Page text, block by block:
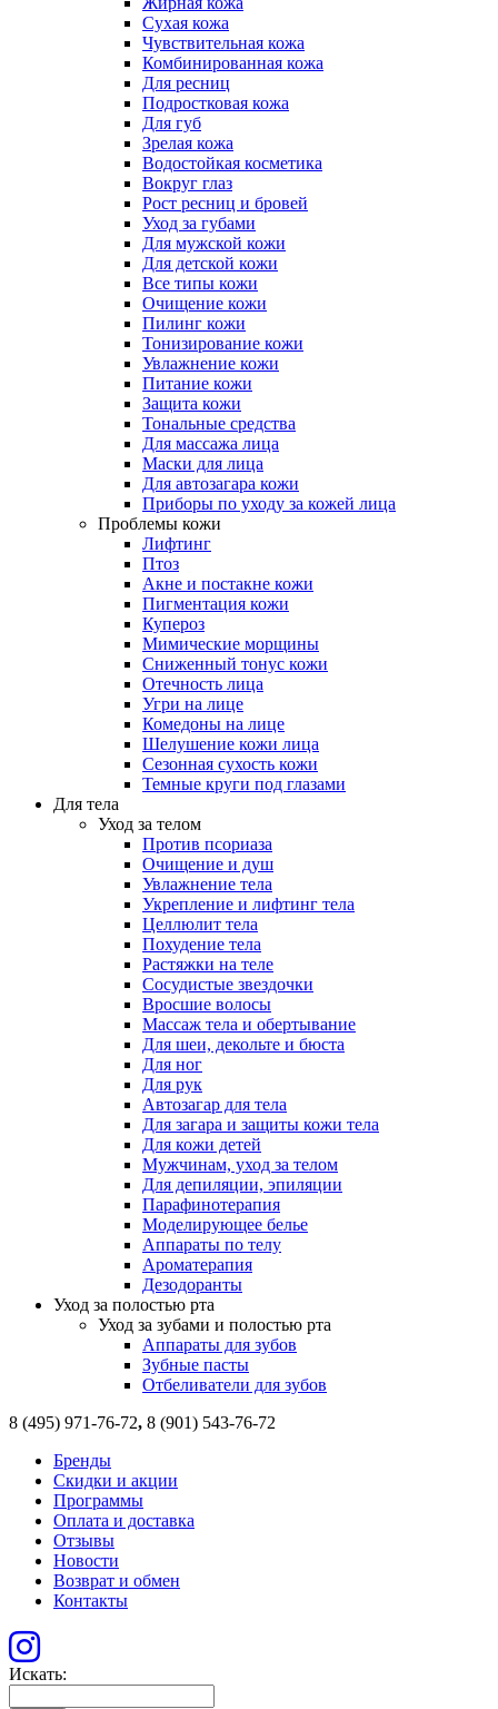
Сухая кожа
Чувствительная кожа
Комбинированная кожа
Для ресниц
Подростковая кожа
Для губ
Зрелая кожа
Водостойкая косметика
Вокруг глаз
Рост ресниц и бровей
Уход за губами
Для мужской кожи
Для детской кожи
Все типы кожи
Очищение кожи
Пилинг кожи
Тонизирование кожи
Увлажнение кожи
Питание кожи
Защита кожи
Тональные средства
Для массажа лица
Маски для лица
Для автозагара кожи
Приборы по уходу за кожей лица
Проблемы кожи
Лифтинг
Птоз
Акне и постакне кожи
Пигментация кожи
Купероз
Мимические морщины
Сниженный тонус кожи
Отечность лица
Угри на лице
Комедоны на лице
Шелушение кожи лица
Сезонная сухость кожи
Темные круги под глазами
Для тела
Уход за телом
Против псориаза
Очищение и душ
Увлажнение тела
Укрепление и лифтинг тела
Целлюлит тела
Похудение тела
Растяжки на теле
Сосудистые звездочки
Вросшие волосы
Массаж тела и обертывание
Для шеи, декольте и бюста
Для ног
Для рук
Автозагар для тела
Для загара и защиты кожи тела
Для кожи детей
Мужчинам, уход за телом
Для депиляции, эпиляции
Парафинотерапия
Моделирующее белье
Аппараты по телу
Ароматерапия
Дезодоранты
Уход за полостью рта
Уход за зубами и полостью рта
Аппараты для зубов
Зубные пасты
Отбеливатели для зубов
8 (495) 971-76-72, 8 (901) 543-76-72
Бренды
Скидки и акции
Программы
Оплата и доставка
Отзывы
Новости
Возврат и обмен
Контакты
Искать: